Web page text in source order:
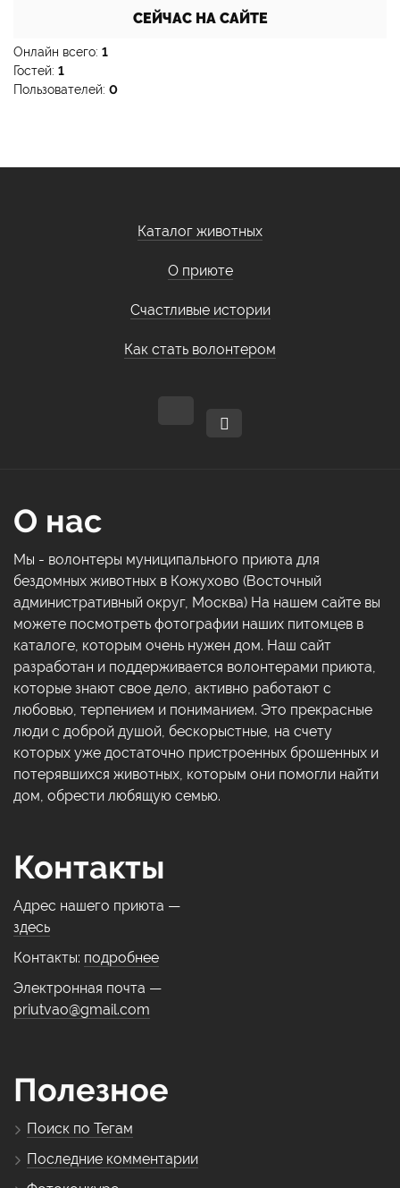
СЕЙЧАС НА САЙТЕ
Онлайн всего: 1
Гостей: 1
Пользователей: 0
Каталог животных
О приюте
Счастливые истории
Как стать волонтером
О нас
Мы - волонтеры муниципального приюта для
бездомных животных в Кожухово (Восточный
административный округ, Москва) На нашем сайте вы
можете посмотреть фотографии наших питомцев в
каталоге, которым очень нужен дом. Наш сайт
разработан и поддерживается волонтерами приюта,
которые знают свое дело, активно работают с
любовью, терпением и пониманием. Это прекрасные
люди с доброй душой, бескорыстные, на счету
которых уже достаточно пристроенных брошенных и
потерявшихся животных, которым они помогли найти
дом, обрести любящую семью.
Контакты
Адрес нашего приюта —
здесь
Контакты: подробнее
Электронная почта —
priutvao@gmail.com
Полезное
Поиск по Тегам
Последние комментарии